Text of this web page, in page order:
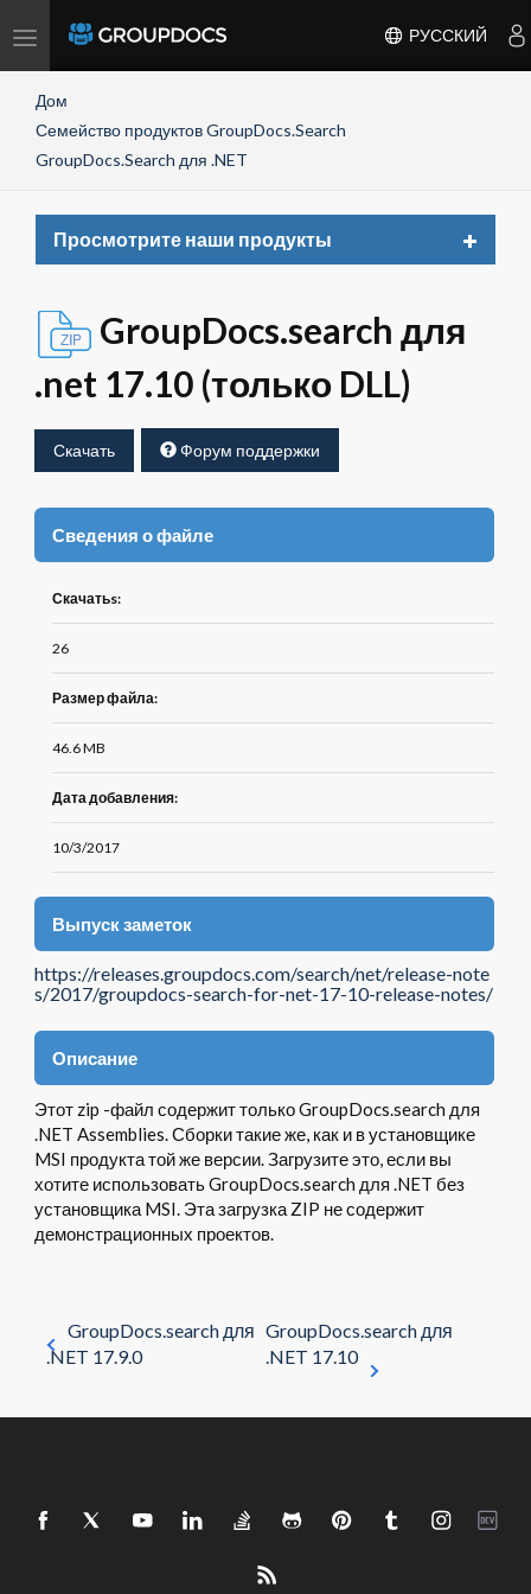
Toggle
РУССКИЙ
Дом
Семейство продуктов GroupDocs.Search
GroupDocs.Search для .NET
Просмотрите наши продукты
Toggle
GroupDocs.search для
.net 17.10 (только DLL)
Скачать Форум поддержки
Сведения о файле
Скачатьs:
26
Размер файла:
46.6 MB
Дата добавления:
10/3/2017
Выпуск заметок
https://releases.groupdocs.com/search/net/release-note
s/2017/groupdocs-search-for-net-17-10-release-notes/
Описание
Этот zip -файл содержит только GroupDocs.search для
.NET Assemblies. Сборки такие же, как и в установщике
MSI продукта той же версии. Загрузите это, если вы
хотите использовать GroupDocs.search для .NET без
установщика MSI. Эта загрузка ZIP не содержит
демонстрационных проектов.
GroupDocs.search для
.NET 17.9.0
GroupDocs.search для
.NET 17.10